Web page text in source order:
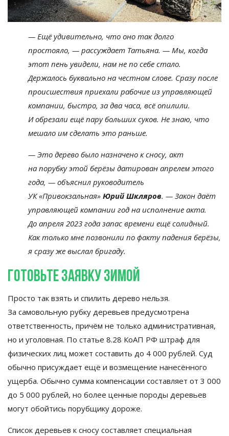
— Ещё удивительно, что оно так долго
простояло, — рассуждает Татьяна. — Мы, когда
этот пень увидели, нам не по себе стало.
Держалось буквально на честном слове. Сразу после
происшествия приехали рабочие из управляющей
компании, быстро, за два часа, всё опилили.
И обрезали ещё пару больших суков. Не знаю, что
мешало им сделать это раньше.
— Это дерево было назначено к сносу, акт
на порубку этой берёзы датирован апрелем этого
года, — объяснил руководитель
УК «Привокзальная» Юрий Шкляров. — Закон даёт
управляющей компании год на исполнение акта.
До апреля 2023 года запас времени ещё солидный.
Как только мне позвонили по факту падения берёзы,
я сразу же выслал бригаду.
Готовьте заявку зимой
Просто так взять и спилить дерево нельзя.
За самовольную рубку деревьев предусмотрена
ответственность, причём не только административная,
но и уголовная. По статье 8.28 КоАП РФ штраф для
физических лиц может составить до 4 000 рублей. Суд
обычно присуждает ещё и возмещение нанесённого
ущерба. Обычно сумма компенсации составляет от 3 000
до 5 000 рублей, но более ценные породы деревьев
могут обойтись порубщику дороже.
Список деревьев к сносу составляет специальная